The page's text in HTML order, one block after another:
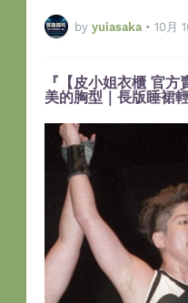
by yuiasaka • 10月
『【皮小姐衣櫃 官
美的胸型｜長版睡裙